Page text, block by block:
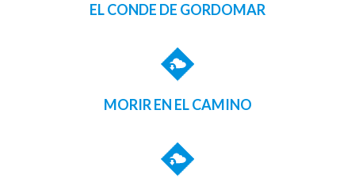
EL CONDE DE GORDOMAR
MORIR EN EL CAMINO